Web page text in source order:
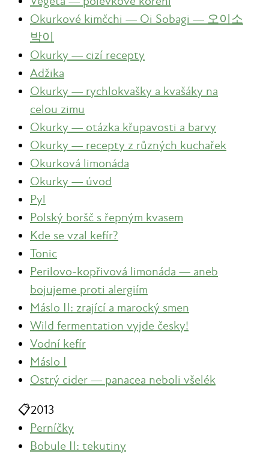
Okurkové kimčchi — Oi Sobagi — 오이소
박이
Okurky — cizí recepty
Adžika
Okurky — rychlokvašky a kvašáky na
celou zimu
Okurky — otázka křupavosti a barvy
Okurky — recepty z různých kuchařek
Okurková limonáda
Okurky — úvod
Pyl
Polský boršč s řepným kvasem
Kde se vzal kefír?
Tonic
Perilovo-kopřivová limonáda — aneb
bojujeme proti alergiím
Máslo II: zrající a marocký smen
Wild fermentation vyjde česky!
Vodní kefír
Máslo I
Ostrý cider — panacea neboli všelék
📋2013
Perníčky
Bobule II: tekutiny